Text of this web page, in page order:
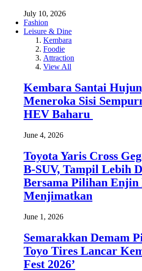
July 10, 2026
Fashion
Leisure & Dine
Kembara
Foodie
Attraction
View All
Kembara Santai
Meneroka Sisi
HEV Baharu
June 4, 2026
Toyota Yaris Cross
B-SUV, Tampil Lebih
Bersama Pilihan
Menjimatkan
June 1, 2026
Semarakkan Demam
Toyo Tires Lancar
Fest 2026’